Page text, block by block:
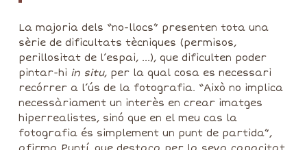
La majoria dels “no-llocs” presenten tota una
sèrie de dificultats tècniques (permisos,
perillositat de l’espai, …), que dificulten poder
pintar-hi in situ, per la qual cosa es necessari
recórrer a l’ús de la fotografia. “Això no implica
necessàriament un interès en crear imatges
hiperrealistes, sinó que en el meu cas la
fotografia és simplement un punt de partida”,